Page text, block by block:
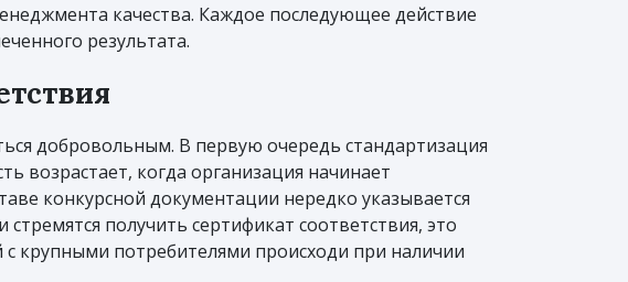
качества. Каждое последующее действие
результата.
добровольным. В первую очередь стандартизация
когда организация начинает
конкурсной документации нередко указывается
получить сертификат соответствия, это
крупными потребителями происходи при наличии